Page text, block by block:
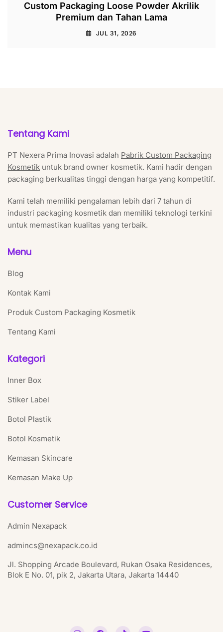
Custom Packaging Loose Powder Akrilik
Premium dan Tahan Lama
JUL 31, 2026
Tentang Kami
PT Nexera Prima Inovasi adalah Pabrik Custom Packaging
Kosmetik untuk brand owner kosmetik. Kami hadir dengan
packaging berkualitas tinggi dengan harga yang kompetitif.
Kami telah memiliki pengalaman lebih dari 7 tahun di
industri packaging kosmetik dan memiliki teknologi terkini
untuk memastikan kualitas yang terbaik.
Menu
Blog
Kontak Kami
Produk Custom Packaging Kosmetik
Tentang Kami
Kategori
Inner Box
Stiker Label
Botol Plastik
Botol Kosmetik
Kemasan Skincare
Kemasan Make Up
Customer Service
Admin Nexapack
admincs@nexapack.co.id
Jl. Shopping Arcade Boulevard, Rukan Osaka Residences,
Blok E No. 01, pik 2, Jakarta Utara, Jakarta 14440